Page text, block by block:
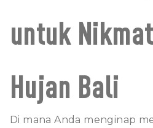
untuk
Hujan Bali
Di mana Anda menginap